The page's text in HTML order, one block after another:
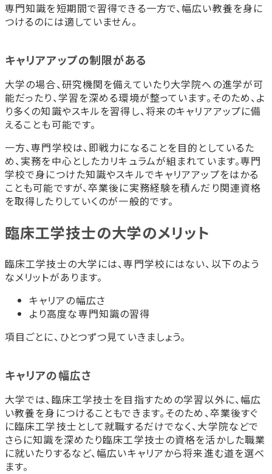
専門知識を短期間で習得できる一方で、幅広い教養を身に
つけるのには適していません。
キャリアアップの制限がある
大学の場合、研究機関を備えていたり大学院への進学が可
能だったり、学習を深める環境が整っています。そのため、よ
り多くの知識やスキルを習得し、将来のキャリアアップに備
えることも可能です。
一方、専門学校は、即戦力になることを目的としているた
め、実務を中心としたカリキュラムが組まれています。専門
学校で身につけた知識やスキルでキャリアアップをはかる
ことも可能ですが、卒業後に実務経験を積んだり関連資格
を取得したりしていくのが一般的です。
臨床工学技士の大学のメリット
臨床工学技士の大学には、専門学校にはない、以下のよう
なメリットがあります。
キャリアの幅広さ
より高度な専門知識の習得
項目ごとに、ひとつずつ見ていきましょう。
キャリアの幅広さ
大学では、臨床工学技士を目指すための学習以外に、幅広
い教養を身につけることもできます。そのため、卒業後すぐ
に臨床工学技士として就職するだけでなく、大学院などで
さらに知識を深めたり臨床工学技士の資格を活かした職業
に就いたりするなど、幅広いキャリアから将来進む道を選べ
ます。